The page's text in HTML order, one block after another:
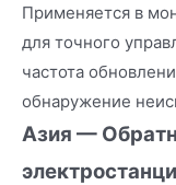
Применяется в
для точного
частота
обнаружение
Азия —